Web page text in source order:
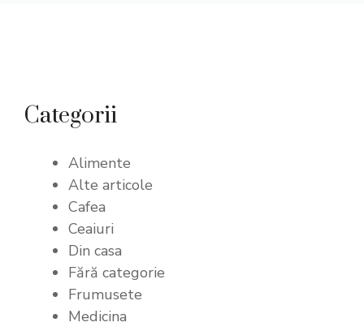
Categorii
Alimente
Alte articole
Cafea
Ceaiuri
Din casa
Fără categorie
Frumusete
Medicina